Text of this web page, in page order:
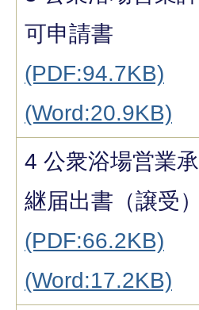
可申請書
(PDF:94.7KB)
(Word:20.9KB)
4 公衆浴場営業承
継届出書（譲受）
(PDF:66.2KB)
(Word:17.2KB)